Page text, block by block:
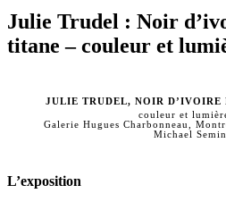
Julie Trudel : Noir
titane – couleur et
Julie Trudel, Noir d’ivoire
couleur et
Galerie Hugues Charbonneau,
Michael
L’exposition